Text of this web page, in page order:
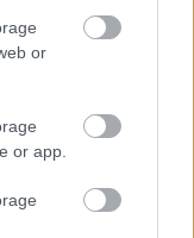
or
or app.
június a
a
pedig egy másik